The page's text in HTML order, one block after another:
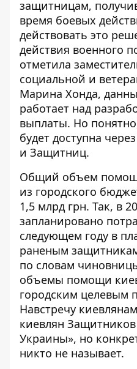
защитницам,
время боевых
действовать это
действия военного
отметила
социальной и
Марина Хонда,
работает над
выплаты. Но
будет доступна
и Защитниц.
Общий объем
из городского
1,5 млрд грн. Так, в
запланировано
следующем году в
раненым
по словам
объемы помощи
городским целевым
Навстречу
киевлян
Украины», но
никто не называет.